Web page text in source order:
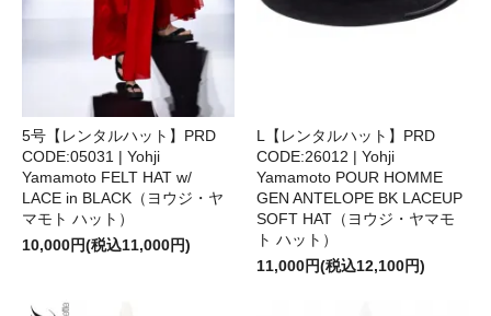
5号【レンタルハット】PRD
CODE:05031 | Yohji
Yamamoto FELT HAT w/
LACE in BLACK（ヨウジ・ヤ
マモト ハット）
10,000円(税込11,000円)
L【レンタルハット】PRD
CODE:26012 | Yohji
Yamamoto POUR HOMME
GEN ANTELOPE BK LACEUP
SOFT HAT（ヨウジ・ヤマモ
ト ハット）
11,000円(税込12,100円)